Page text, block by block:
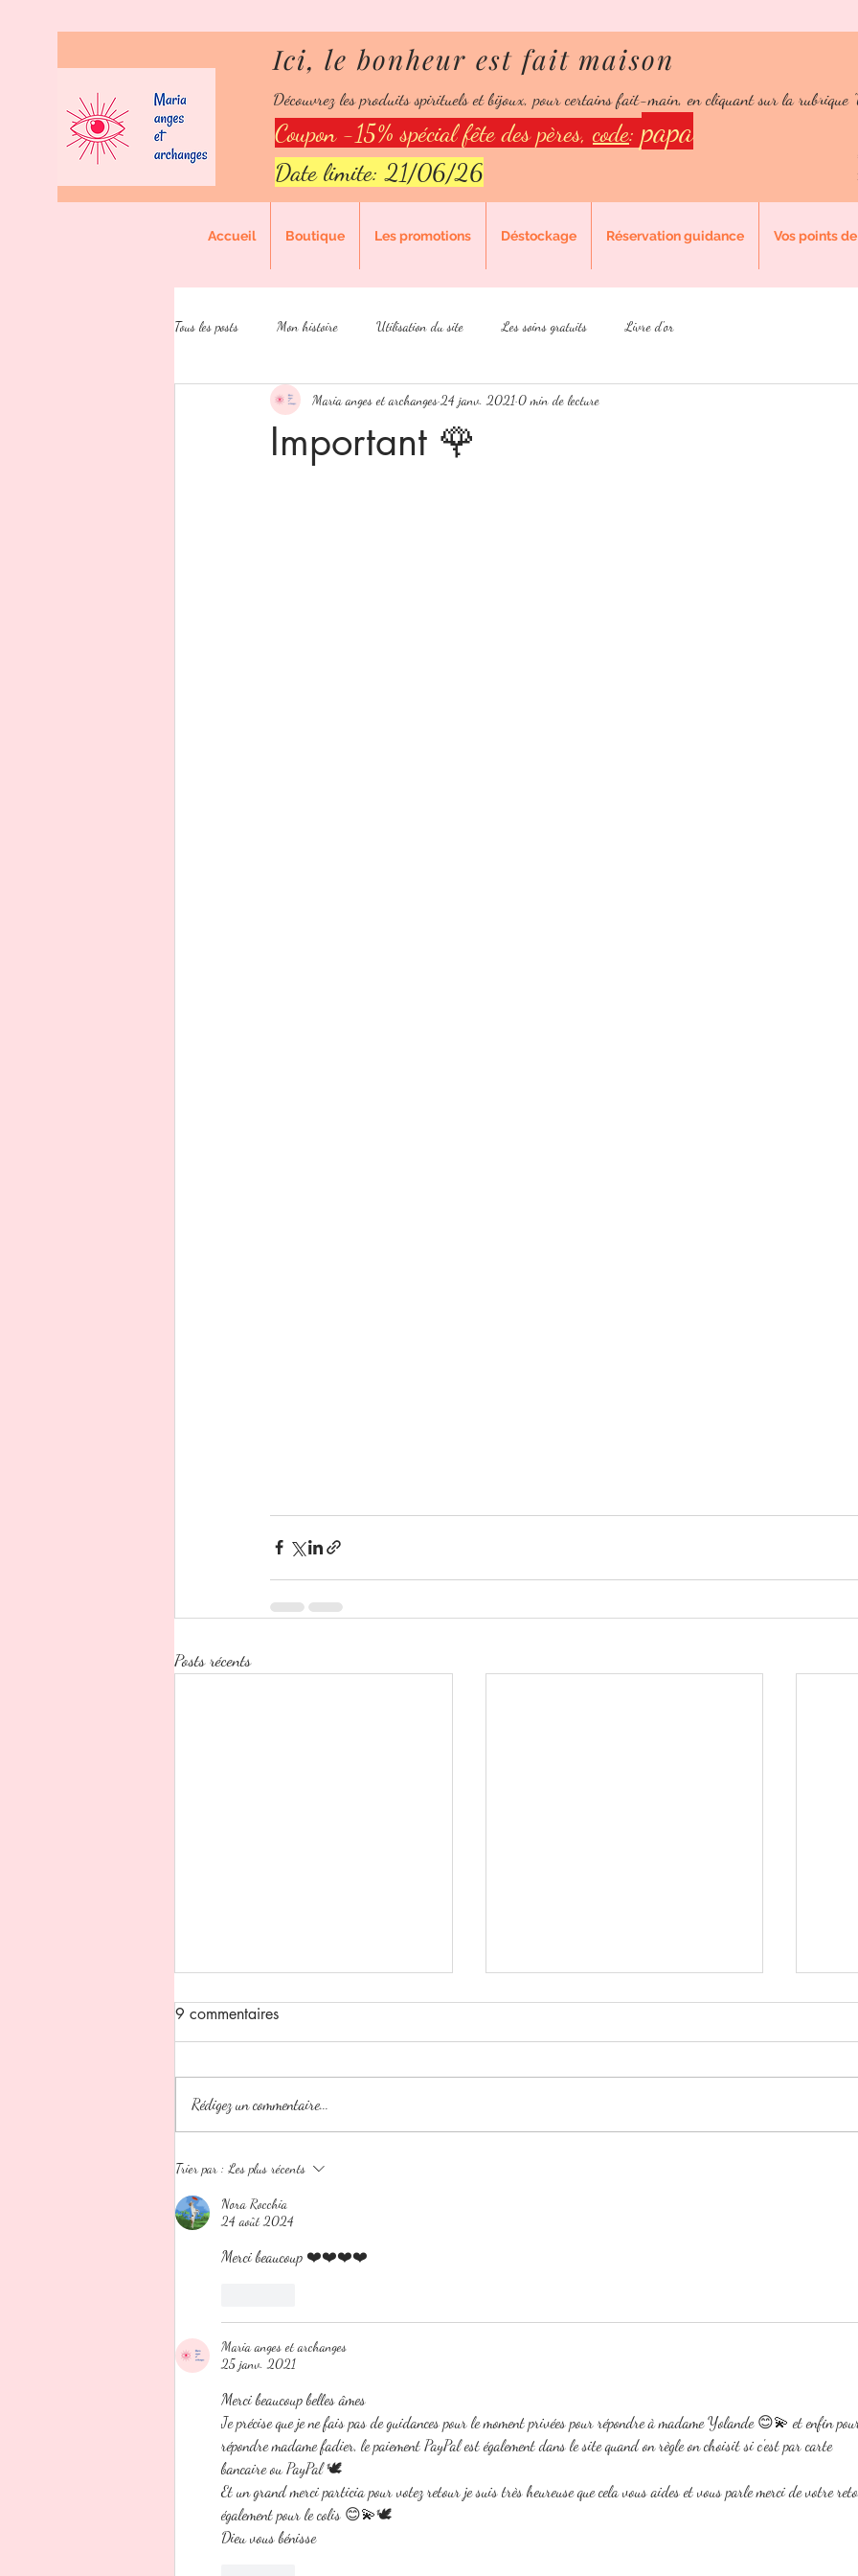
Découvrez les produits spirituels et bijoux, pour certains fait-main, en cliquant sur la rubrique
Ici, le bonheur est fait maison
Coupon -15% spécial fête des pères, code:papa
Date limite: 21/06/26
Accueil Boutique Les promotions Déstockage Réservation guidance Vos points
Tous les posts Mon histoire Utilisation du site Les soins gratuits Livre d'or
Important 🌹
Maria anges et archanges24 janv. 20210 min de lecture
Posts récents
🌿 Nouveau bijou énergétique
9 commentaires
Rédigez un commentaire...
Trier par : Les plus récents
Nora Rocchia
24 août 2024
Merci beaucoup ❤️❤️❤️❤️
Maria anges et archanges
25 janv. 2021
Merci beaucoup belles âmes
Je précise que je ne fais pas de guidances pour le moment privées pour répondre à madame Yolande 😊💫 et enfin
répondre madame fadier, le paiement PayPal est également dans le site quand on règle on choisit si c'est par carte
bancaire ou PayPal 🕊
Et un grand merci particia pour votez retour je suis très heureuse que cela vous aides et vous parle merci de votre
également pour le colis 😊💫🕊
Dieu vous bénisse
Ici, le bonheur est fait
Points de fidélité:150 points = 10% de réduction